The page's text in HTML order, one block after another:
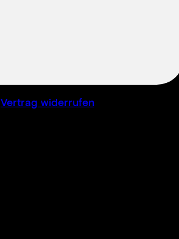
Vertrag widerrufen